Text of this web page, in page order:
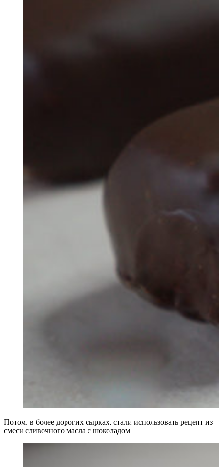
Потом, в более дорогих сырках, стали использовать рецепт из
смеси сливочного масла с шоколадом